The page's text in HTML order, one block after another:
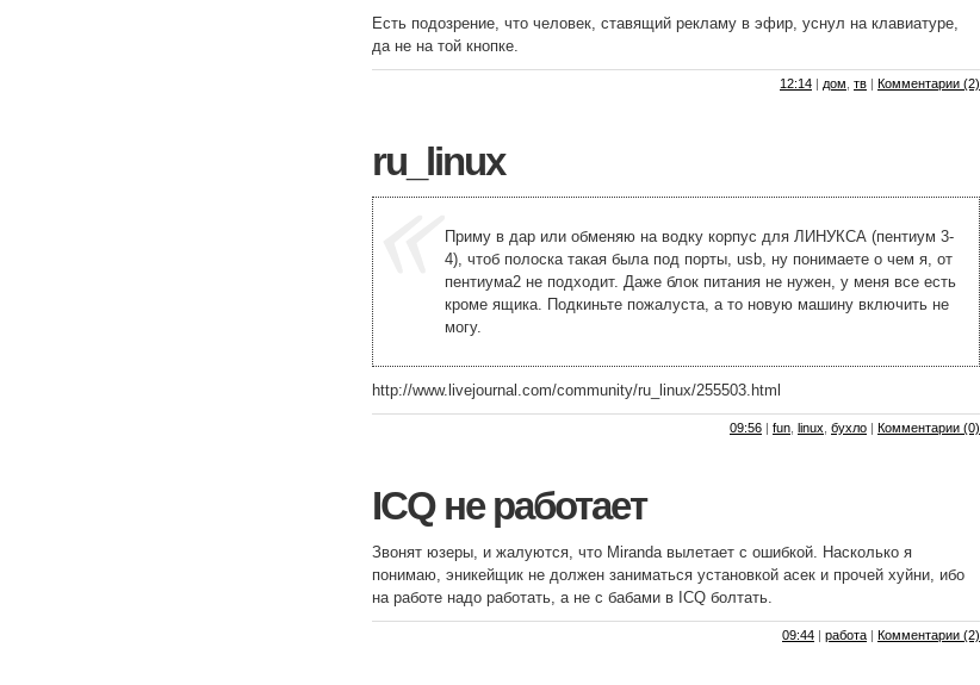
Есть подозрение, что человек, ставящий рекламу в эфир, уснул на клавиатуре,
да не на той кнопке.
12:14 | дом тв | Комментарии (2)
ru_linux
Приму в дар или обменяю на водку корпус для ЛИНУКСА (пентиум 3-
4), чтоб полоска такая была под порты, usb, ну понимаете о чем я, от
пентиума2 не подходит. Даже блок питания не нужен, у меня все есть
кроме ящика. Подкиньте пожалуста, а то новую машину включить не
могу.
http://www.livejournal.com/community/ru_linux/255503.html
09:56 | fun linux бухло | Комментарии (0)
ICQ не работает
Звонят юзеры, и жалуются, что Miranda вылетает с ошибкой. Насколько я
понимаю, эникейщик не должен заниматься установкой асек и прочей хуйни, ибо
на работе надо работать, а не с бабами в ICQ болтать.
09:44 | работа | Комментарии (2)